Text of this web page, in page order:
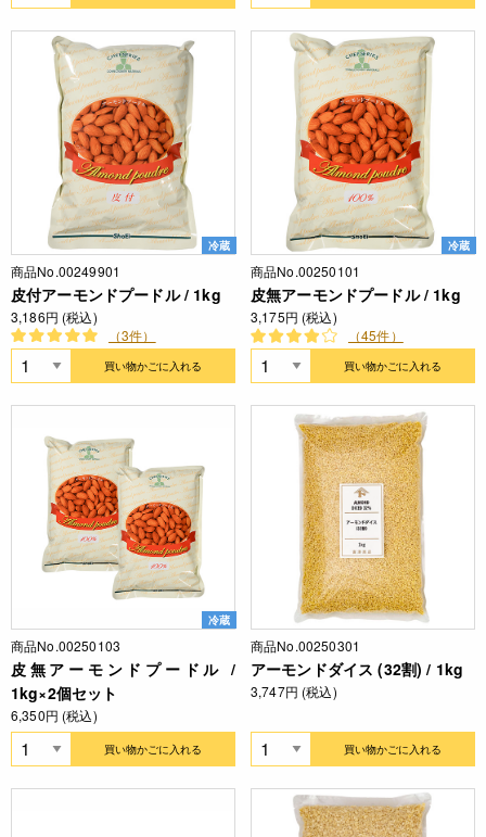
冷蔵
商品No.00249901
皮付アーモンドプードル / 1kg
3,186円 (税込)
（3件）
買い物かごに入れる
冷蔵
商品No.00250101
皮無アーモンドプードル / 1kg
3,175円 (税込)
（45件）
買い物かごに入れる
冷蔵
商品No.00250103
皮無アーモンドプードル /
1kg×2個セット
6,350円 (税込)
買い物かごに入れる
商品No.00250301
アーモンドダイス (32割) / 1kg
3,747円 (税込)
買い物かごに入れる